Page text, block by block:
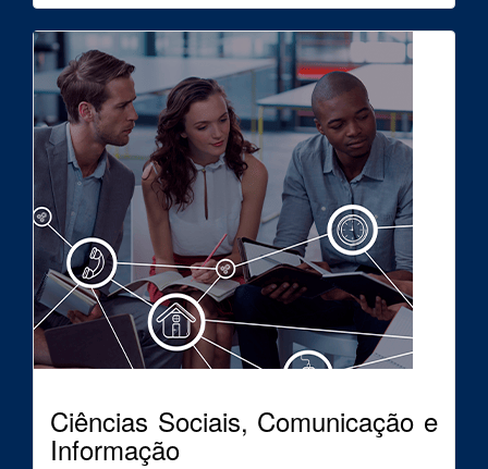
Ciências Sociais, Comunicação e
Informação